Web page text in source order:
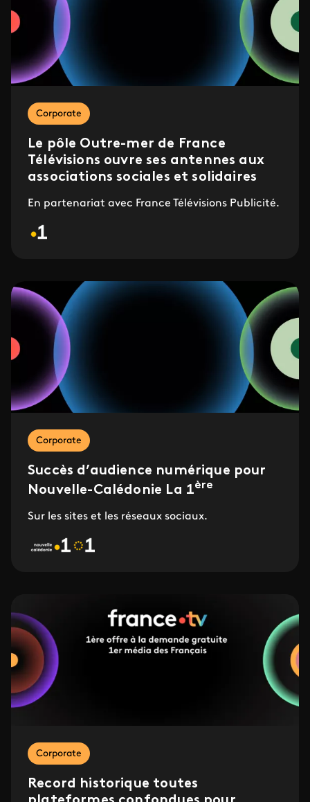
Corporate
Le pôle Outre-mer de France
Télévisions ouvre ses antennes aux
associations sociales et solidaires
En partenariat avec France Télévisions Publicité.
Corporate
Succès d’audience numérique pour
Nouvelle-Calédonie La 1ère
Sur les sites et les réseaux sociaux.
Corporate
Record historique toutes